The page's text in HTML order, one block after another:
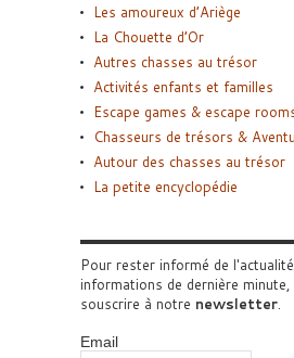
Les amoureux d’Ariège
La Chouette d’Or
Autres chasses au trésor
Activités enfants et familles
Escape games & escape
Chasseurs de trésors &
Autour des chasses au trésor
La petite encyclopédie
Pour rester informé de
informations de dernière
souscrire à notre newsletter.
Email